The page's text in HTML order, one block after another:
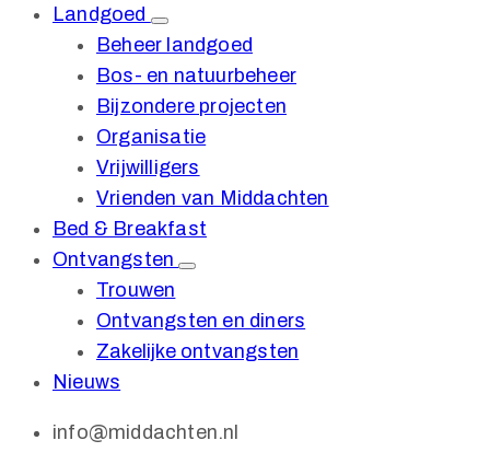
Landgoed
Beheer landgoed
Bos- en natuurbeheer
Bijzondere projecten
Organisatie
Vrijwilligers
Vrienden van Middachten
Bed & Breakfast
Ontvangsten
Trouwen
Ontvangsten en diners
Zakelijke ontvangsten
Nieuws
info@middachten.nl